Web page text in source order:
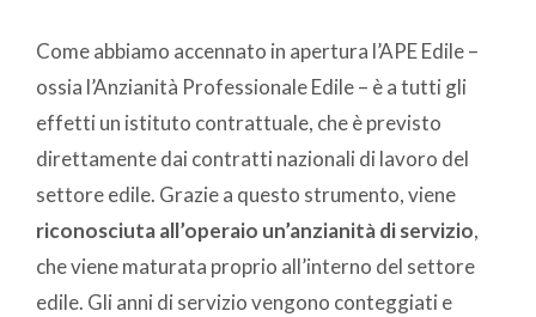
Come abbiamo accennato in apertura l’APE Edile –
ossia l’Anzianità Professionale Edile – è a tutti gli
effetti un istituto contrattuale, che è previsto
direttamente dai contratti nazionali di lavoro del
settore edile. Grazie a questo strumento, viene
riconosciuta all’operaio un’anzianità di servizio,
che viene maturata proprio all’interno del settore
edile. Gli anni di servizio vengono conteggiati e